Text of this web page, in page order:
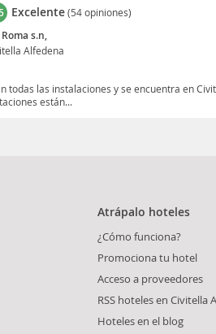
Excelente(54 opiniones)
s.n,
Alfedena
todas las instalaciones y se encuentra en
están...
Atrápalo hoteles
¿Cómo funciona?
Promociona tu hotel
Acceso a proveedores
RSS hoteles en Civitella
Hoteles en el blog